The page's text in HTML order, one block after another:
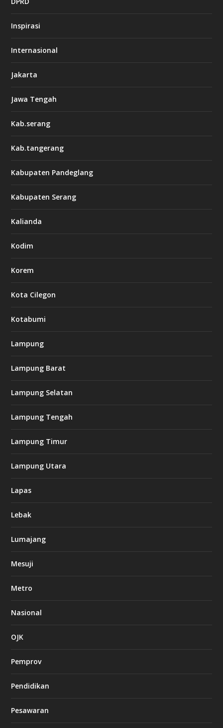
Inspirasi
Internasional
Jakarta
Jawa Tengah
Kab.serang
Kab.tangerang
Kabupaten Pandeglang
Kabupaten Serang
Kalianda
Kodim
Korem
Kota Cilegon
Kotabumi
Lampung
Lampung Barat
Lampung Selatan
Lampung Tengah
Lampung Timur
Lampung Utara
Lapas
Lebak
Lumajang
Mesuji
Metro
Nasional
OJK
Pemprov
Pendidikan
Pesawaran